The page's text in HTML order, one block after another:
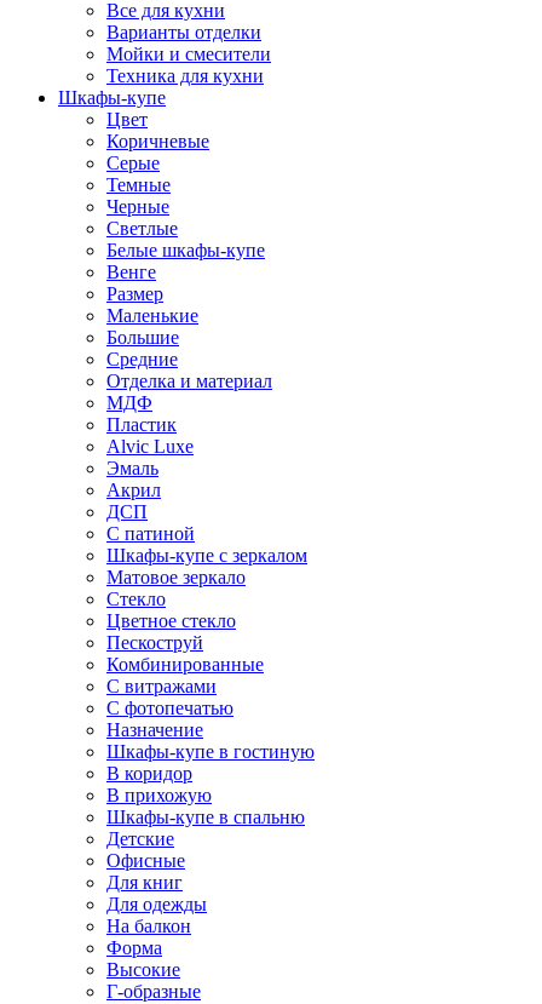
Все для кухни
Варианты отделки
Мойки и смесители
Техника для кухни
Шкафы-купе
Цвет
Коричневые
Серые
Темные
Черные
Светлые
Белые шкафы-купе
Венге
Размер
Маленькие
Большие
Средние
Отделка и материал
МДФ
Пластик
Alvic Luxe
Эмаль
Акрил
ДСП
С патиной
Шкафы-купе с зеркалом
Матовое зеркало
Стекло
Цветное стекло
Пескоструй
Комбинированные
С витражами
С фотопечатью
Назначение
Шкафы-купе в гостиную
В коридор
В прихожую
Шкафы-купе в спальню
Детские
Офисные
Для книг
Для одежды
На балкон
Форма
Высокие
Г-образные